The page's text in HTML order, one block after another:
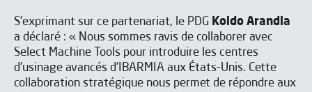
S'exprimant sur ce partenariat, le PDG Koldo Arandia
a déclaré : « Nous sommes ravis de collaborer avec
Select Machine Tools pour introduire les centres
d'usinage avancés d'IBARMIA aux États-Unis. Cette
collaboration stratégique nous permet de répondre aux